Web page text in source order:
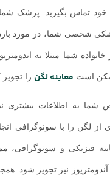
بگیرید. پزشک شما
شما، در مورد
شما مبتلا به اندومتریوز
استمعاینه لگنرا تجویز کند.
اطلاعات بیشتری نیاز
لگن را با سونوگرافی انجام
فیزیکی و سونوگرافی،
نیز تجویز شود.